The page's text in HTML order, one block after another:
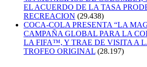
EL ACUERDO DE LA TASA
RECREACION (29.438)
COCA-COLA PRESENTA “LA
CAMPAÑA GLOBAL PARA LA
LA FIFA™, Y TRAE DE VISITA A
TROFEO ORIGINAL (28.197)